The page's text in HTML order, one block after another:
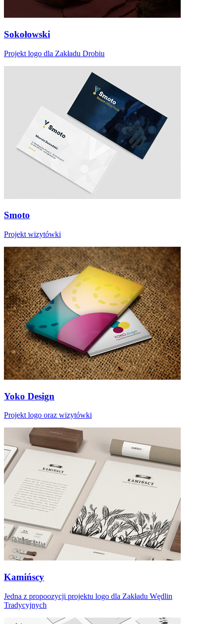
Sokołowski
Projekt logo dla Zakładu Drobiu
Smoto
Projekt wizytówki
Yoko Design
Projekt logo oraz wizytówki
Kamińscy
Jedna z propoozycji projektu logo dla Zakładu Wędlin
Tradycyjnych